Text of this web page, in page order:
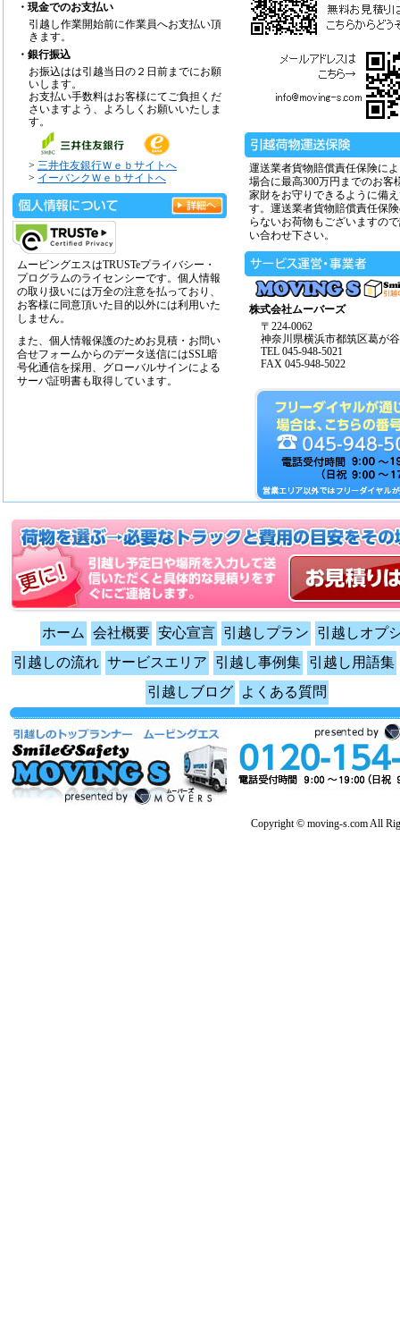
・現金でのお支払い
引越し作業開始前に作業員へお支払い頂
きます。
・銀行振込
お振込はは引越当日の２日前までにお願
いします。
お支払い手数料はお客様にてご負担くだ
さいますよう、よろしくお願いいたしま
す。
> 三井住友銀行Ｗｅｂサイトへ
> イーバンクＷｅｂサイトへ
ムービングエスはTRUSTeプライバシー・
プログラムのライセンシーです。個人情報
の取り扱いには万全の注意を払っており、
お客様に同意頂いた目的以外には利用いた
しません。
また、個人情報保護のためお見積・お問い
合せフォームからのデータ送信にはSSL暗
号化通信を採用、グローバルサインによる
サーバ証明書も取得しています。
運送業者貨物賠償責任保険に
場合に最高300万円までのお客
家財をお守りできるように備
す。運送業者貨物賠償責任保
らないお荷物もございますの
い合わせ下さい。
株式会社ムーバーズ
〒224-0062
神奈川県横浜市都筑区葛が
TEL 045-948-5021
FAX 045-948-5022
ホーム 会社概要 安心宣言 引越しプラン
引越しオプ
引越しの流れ サービスエリア 引越し事例集 引越し用語集
引越しブログ
よくある質問
Copyright © moving-s.com All